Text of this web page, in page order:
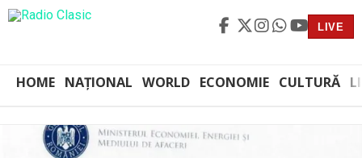
LIVE
HOME NAȚIONAL WORLD ECONOMIE CULTURĂ